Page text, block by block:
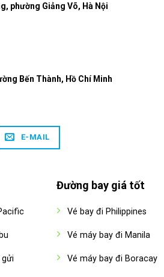
phường Giảng Võ, Hà Nội
Bến Thành, Hồ Chí Minh
E-MAIL
Đường bay giá tốt
Vé bay đi Philippines
Vé máy bay đi Manila
Vé máy bay đi Boracay